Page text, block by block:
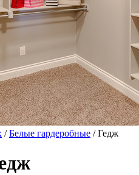
/Белые гардеробные / Гедж